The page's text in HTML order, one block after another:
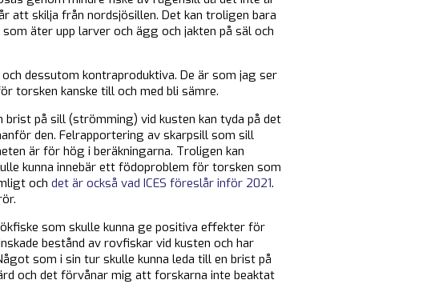
att skilja från nordsjösillen. Det kan troligen bara
äter upp larver och ägg och jakten på säl och
dessutom kontraproduktiva. De är som jag ser
torsken kanske till och med bli sämre.
brist på sill (strömming) vid kusten kan tyda på det
den. Felrapportering av skarpsill som sill
är för hög i beräkningarna. Troligen kan
kunna innebär ett födoproblem för torsken som
och det är också vad ICES föreslår inför 2021.
som skulle kunna ge positiva effekter för
bestånd av rovfiskar vid kusten och har
som i sin tur skulle kunna leda till en brist på
och det förvånar mig att forskarna inte beaktat